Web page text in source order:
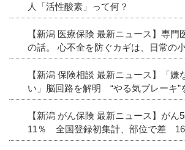
人「活性酸素」って何？
【新潟 医療保険 最新ニュース】専門
の話。 心不全を防ぐカギは、日常の
【新潟 保険相談 最新ニュース】「嫌
い」脳回路を解明 “やる気ブレーキ
【新潟 がん保険 最新ニュース】がん
11％ 全国登録初集計、部位で差 16